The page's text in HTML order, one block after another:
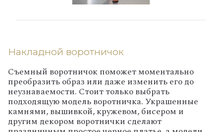
Накладной воротничок
Съемный воротничок поможет моментально
преобразить образ или даже изменить его до
неузнаваемости. Стоит только выбрать
подходящую модель воротничка. Украшенные
камнями, вышивкой, кружевом, бисером и
другим декором воротнички сделают